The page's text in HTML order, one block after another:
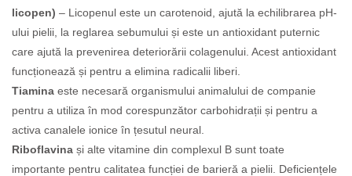
licopen) – Licopenul este un carotenoid, ajută la echilibrarea pH-
ului pielii, la reglarea sebumului și este un antioxidant puternic
care ajută la prevenirea deteriorării colagenului. Acest antioxidant
funcționează și pentru a elimina radicalii liberi.
Tiamina este necesară organismului animalului de companie
pentru a utiliza în mod corespunzător carbohidrații și pentru a
activa canalele ionice în țesutul neural.
Riboflavina și alte vitamine din complexul B sunt toate
importante pentru calitatea funcției de barieră a pielii. Deficiențele